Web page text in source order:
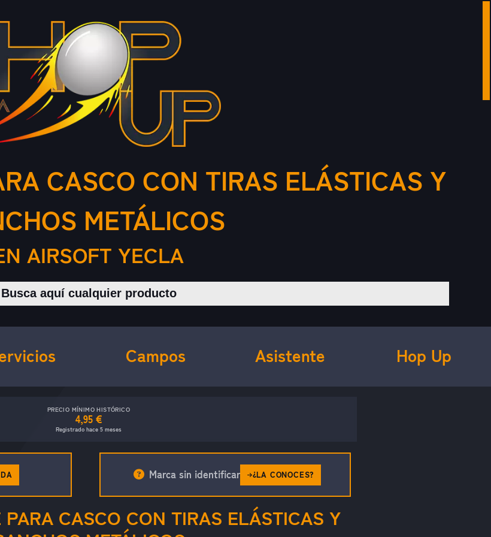
CASCO CON TIRAS ELÁSTICAS Y
METÁLICOS
AIRSOFT YECLA
Buscar productos
Campos Asistente Hop Up
PRECIO MÍNIMO HISTÓRICO
4,95 €
Registrado hace 5 meses
CASCO CON TIRAS ELÁSTICAS Y
Marca sin identificar ¿LA CONOCES?